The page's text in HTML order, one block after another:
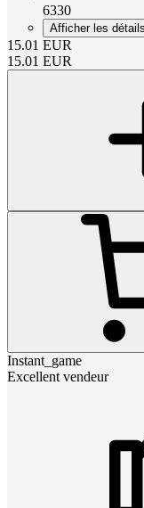
6330
Afficher les
15.01 EUR
15.01 EUR
Instant_game
Excellent vendeur